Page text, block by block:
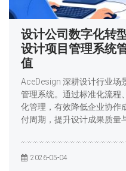
设计公司数字化转
设计项目管理系统
值
AceDesign 深耕设计行业场
管理系统。通过标准化流程
化管理，有效降低企业协作
付周期，提升设计成果质量
2026-05-04